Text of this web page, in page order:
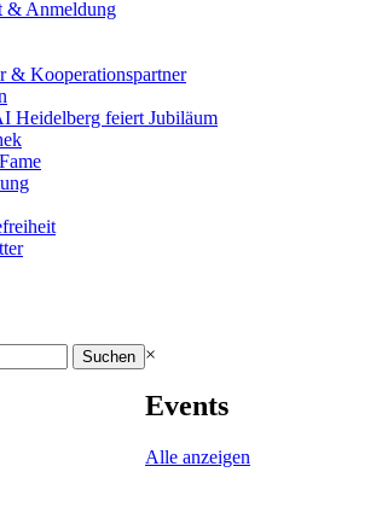
& Anmeldung
& Kooperationspartner
Heidelberg feiert Jubiläum
×
Events
Alle anzeigen